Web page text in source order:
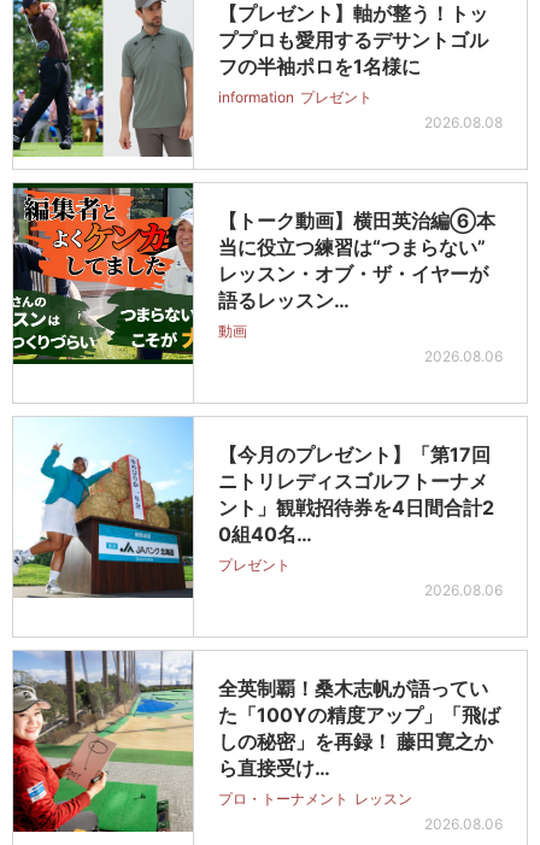
【プレゼント】軸が整う！トッ
ププロも愛用するデサントゴル
フの半袖ポロを1名様に
information プレゼント
2026.08.08
【トーク動画】横田英治編⑥本
当に役立つ練習は“つまらない”
レッスン・オブ・ザ・イヤーが
語るレッスン…
動画
2026.08.06
【今月のプレゼント】「第17回
ニトリレディスゴルフトーナメ
ント」観戦招待券を4日間合計2
0組40名…
プレゼント
2026.08.06
全英制覇！桑木志帆が語ってい
た「100Yの精度アップ」「飛ば
しの秘密」を再録！ 藤田寛之か
ら直接受け…
プロ・トーナメント レッスン
2026.08.06